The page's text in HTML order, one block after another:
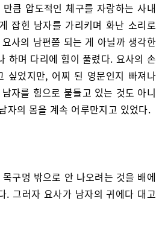
큼 압도적인 체구를 자랑하는 사내
잡힌 남자를 가리키며 화난 소리로
사의 남편쯤 되는 게 아닐까 생각한
하며 다리에 힘이 풀렸다. 요사의 손
싶었지만, 어찌 된 영문인지 빠져나
자를 힘으로 붙들고 있는 것도 아니
자의 몸을 계속 어루만지고 있었다.
구멍 밖으로 안 나오려는 것을 배에
. 그러자 요사가 남자의 귀에다 대고